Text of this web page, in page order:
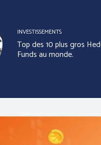
INVESTISSEMENTS
Top des 10 plus gros
Funds au monde.